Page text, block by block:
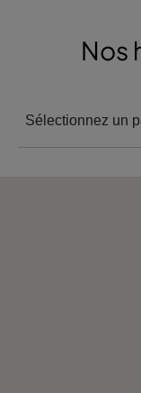
Nos
Sélectionnez un